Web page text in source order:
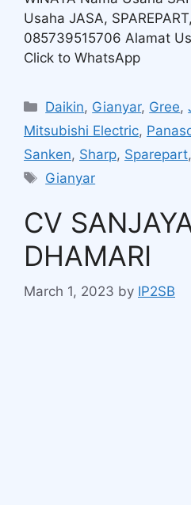
Usaha JASA,
085739515706 Alamat
Click to WhatsApp
Daikin, Gianyar, Gree,
Mitsubishi Electric,
Sanken, Sharp, Sparepart,
Gianyar
CV
DHAMARI
March 1, 2023 by IP2SB